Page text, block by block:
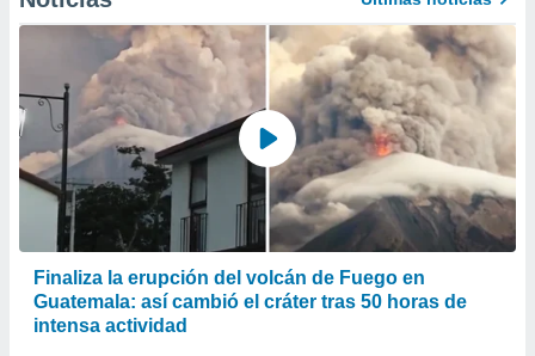
Finaliza la erupción del volcán de Fuego en
Guatemala: así cambió el cráter tras 50 horas de
intensa actividad